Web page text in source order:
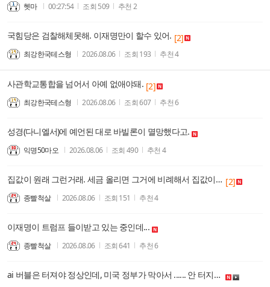
헷마 00:27:54 조회 509 추천 2
국힘당은 검찰해체못해. 이재명만이 할수 있어. [2]
최강한국테스형 2026.08.06 조회 193 추천4
사관학교통합을 넘어서 아예 없애야돼. [2]
최강한국테스형 2026.08.06 조회607 추천6
성경(다니엘서)에 예언된 대로 바빌론이 멸망했다고.
익명50마오 2026.08.06 조회 490 추천 4
집값이 원래 그런거래. 세금 올리면 그거에 비례해서 집값이 올라가는데.... [2]
종빨척살 2026.08.06 조회 151 추천4
이재명이 트럼프 들이받고 있는 중인데...
종빨척살 2026.08.06 조회641 추천6
ai 버블은 터져야 정상인데, 미국 정부가 막아서 ...... 안 터지고 있다.